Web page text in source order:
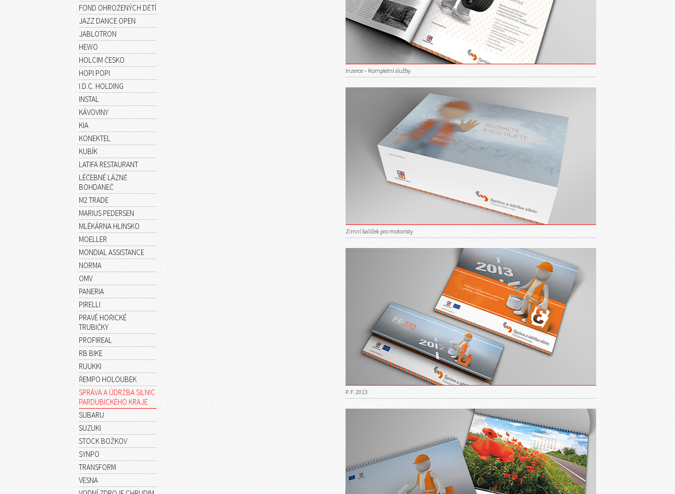
FOND OHROŽENÝCH DĚTÍ
JAZZ DANCE OPEN
JABLOTRON
HEWO
HOLCIM ČESKO
HOPI POPI
I.D.C. HOLDING
INSTAL
KÁVOVINY
KIA
KONEKTEL
KUBÍK
LATIFA RESTAURANT
LÉČEBNÉ LÁZNĚ
BOHDANEČ
M2 TRADE
MARIUS PEDERSEN
MLÉKÁRNA HLINSKO
MOELLER
MONDIAL ASSISTANCE
NORMA
OMV
PANERIA
PIRELLI
PRAVÉ HOŘICKÉ
TRUBIČKY
PROFIREAL
RB BIKE
RUUKKI
ŘEMPO HOLOUBEK
SPRÁVA A ÚDRŽBA SILNIC
PARDUBICKÉHO KRAJE
SUBARU
SUZUKI
STOCK BOŽKOV
SYNPO
TRANSFORM
VESNA
Inzerce – Kompletní služby
Zimní balíček pro motoristy
P. F. 2013